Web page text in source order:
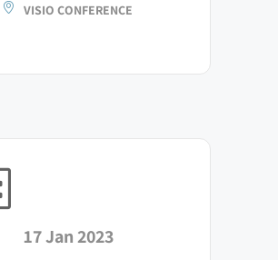
VISIO CONFERENCE
17 Jan 2023